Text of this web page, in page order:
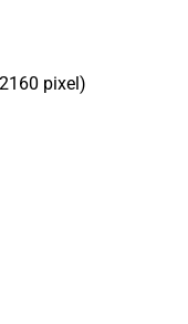
pixel)